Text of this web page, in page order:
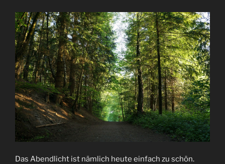
Das Abendlicht ist nämlich heute einfach zu schön.